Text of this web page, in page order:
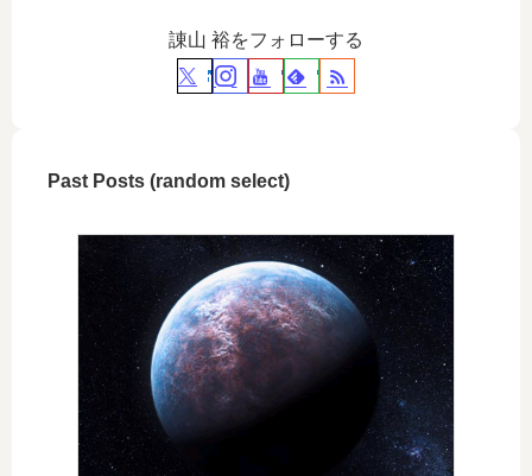
諌山 裕をフォローする
Past Posts (random select)